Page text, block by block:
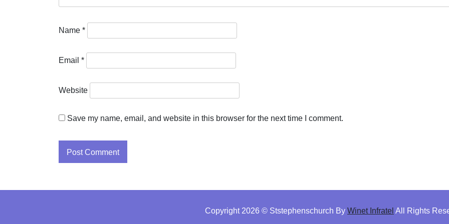
Name *
Email *
Website
Save my name, email, and website in this browser for the next time I comment.
Copyright 2026 © Ststephenschurch By Winet Infratel All Rights